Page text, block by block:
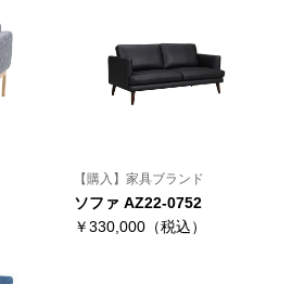
【購入】家具ブランド
ソファ AZ22-0752
￥330,000（税込）